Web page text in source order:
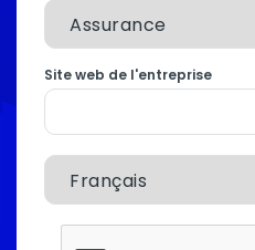
Site web de l'entreprise